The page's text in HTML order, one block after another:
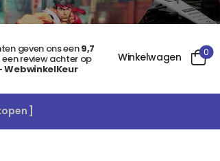
geven ons een9,7
review achter op
WebwinkelKeur
Winkelwagen 0
]